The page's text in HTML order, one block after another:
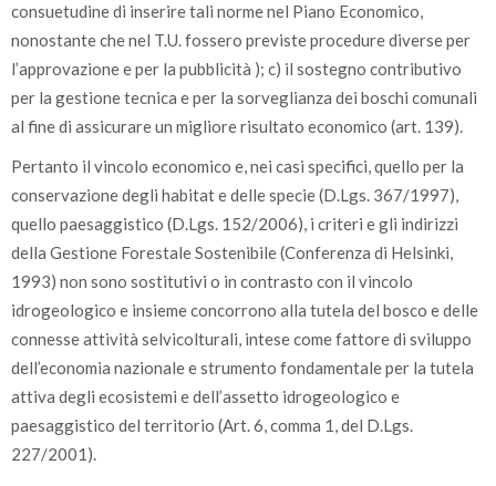
consuetudine di inserire tali norme nel Piano Economico,
nonostante che nel T.U. fossero previste procedure diverse per
l’approvazione e per la pubblicità ); c) il sostegno contributivo
per la gestione tecnica e per la sorveglianza dei boschi comunali
al fine di assicurare un migliore risultato economico (art. 139).
Pertanto il vincolo economico e, nei casi specifici, quello per la
conservazione degli habitat e delle specie (D.Lgs. 367/1997),
quello paesaggistico (D.Lgs. 152/2006), i criteri e gli indirizzi
della Gestione Forestale Sostenibile (Conferenza di Helsinki,
1993) non sono sostitutivi o in contrasto con il vincolo
idrogeologico e insieme concorrono alla tutela del bosco e delle
connesse attività selvicolturali, intese come fattore di sviluppo
dell’economia nazionale e strumento fondamentale per la tutela
attiva degli ecosistemi e dell’assetto idrogeologico e
paesaggistico del territorio (Art. 6, comma 1, del D.Lgs.
227/2001).